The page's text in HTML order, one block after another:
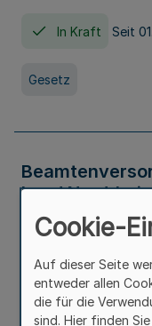
In Kraft Seit
Gesetz
Land
LBeamtVG
In Kraft Seit
Cookie-
Auf dieser Seite
entweder allen
die für die
sind. Hier finden